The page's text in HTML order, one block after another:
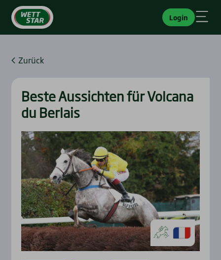
Login
Zurück
Bes­te Aus­sich­ten für Vol­ca­na
du Ber­lais